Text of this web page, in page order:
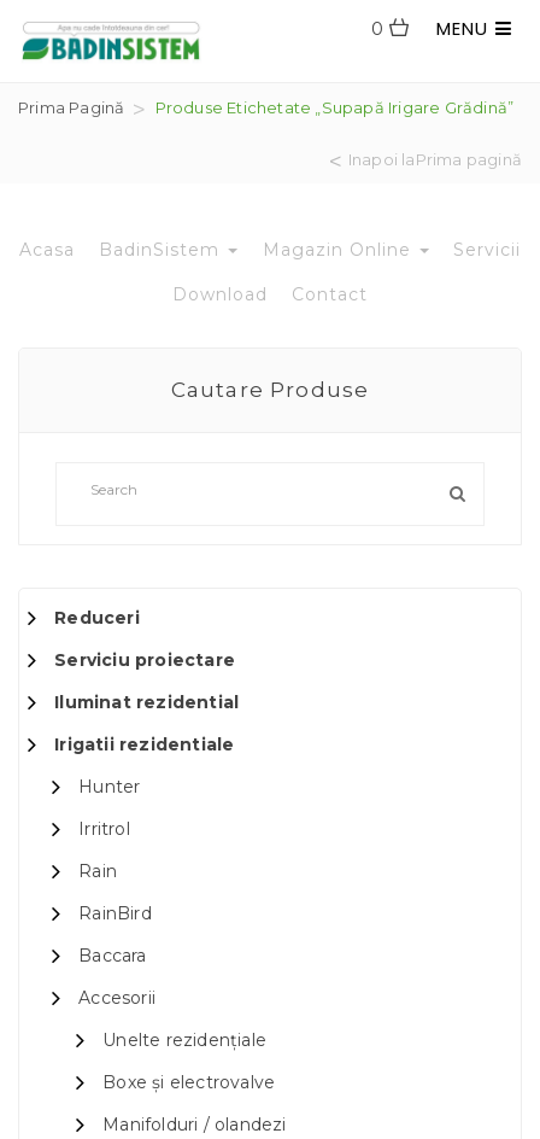
MENU
0
Prima Pagină Produse Etichetate „supapă Irigare Grădină”
Inapoi laPrima pagină
Acasa BadinSistem Magazin Online Servicii
Download Contact
Cautare Produse
Reduceri
Serviciu proiectare
Iluminat rezidential
Irigatii rezidentiale
Hunter
Irritrol
Rain
RainBird
Baccara
Accesorii
Unelte rezidențiale
Boxe și electrovalve
Manifolduri / olandezi